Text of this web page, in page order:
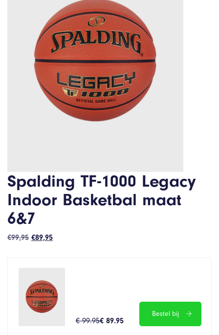
Spalding TF-1000 Legacy
Indoor Basketbal maat
6&7
€99,95 Oorspronkelijke
€89,95Huidige
€ 99.95€ 89.95
Bestel bij